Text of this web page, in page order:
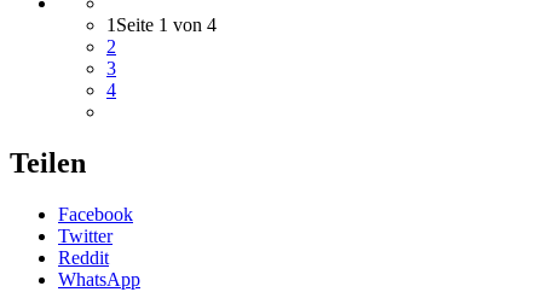
1 Seite 1 von 4
2
3
4
Teilen
Facebook
Twitter
Reddit
WhatsApp